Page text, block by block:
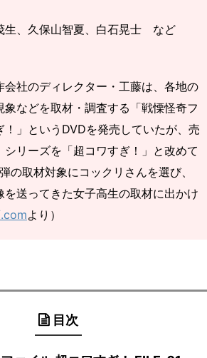
生、久保山智夏、白石晃士 など
会社のディレクター・工藤は、各地の
象などを取材・調査する「戦慄怪奇フ
」というDVDを発売していたが、売
シリーズを「超コワすぎ！」と改めて
の取材対象にコックリさんを選び、
を送ってきた女子高生の取材に出かけ
より）
目次